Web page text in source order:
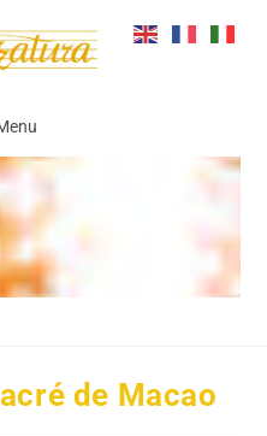
de Macao